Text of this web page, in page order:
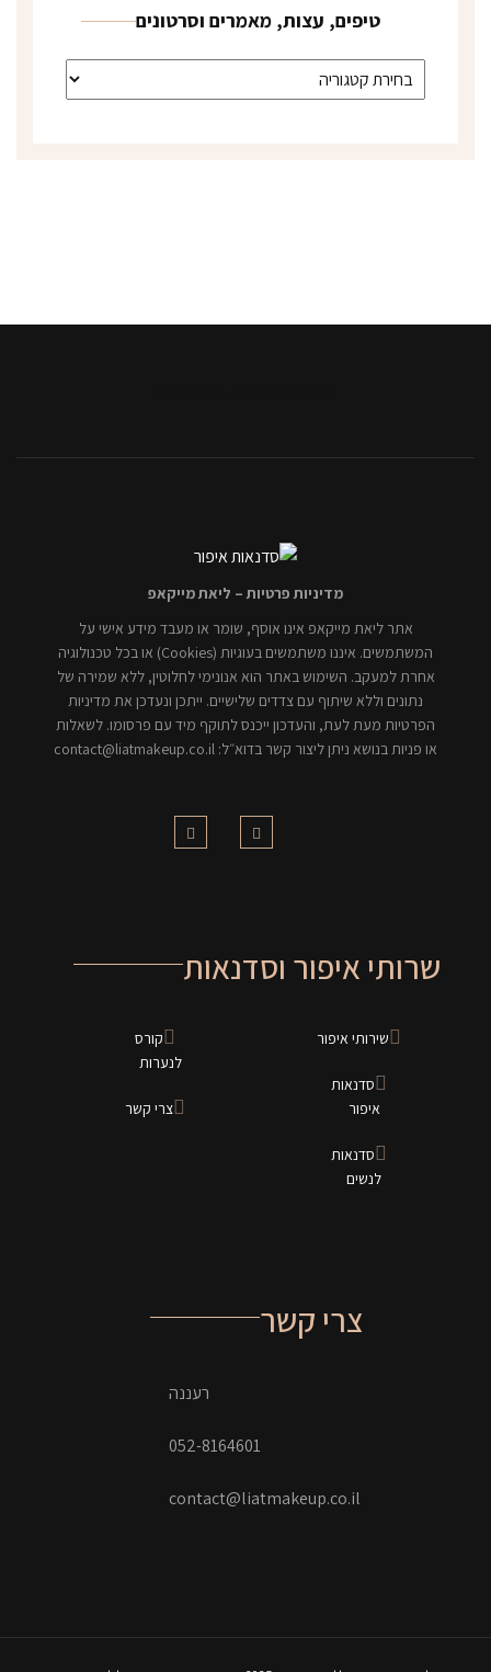
טיפים, עצות, מאמרים וסרטונים
טיפים, עצות, מאמרים וסרטונים
מדיניות פרטיות – ליאת מייקאפ
אתר ליאת מייקאפ אינו אוסף, שומר או מעבד מידע אישי על
המשתמשים. איננו משתמשים בעוגיות (Cookies) או בכל טכנולוגיה
אחרת למעקב. השימוש באתר הוא אנונימי לחלוטין, ללא שמירה של
נתונים וללא שיתוף עם צדדים שלישיים. ייתכן ונעדכן את מדיניות
הפרטיות מעת לעת, והעדכון ייכנס לתוקף מיד עם פרסומו. לשאלות
או פניות בנושא ניתן ליצור קשר בדוא״ל: contact@liatmakeup.co.il
שרותי איפור וסדנאות
שירותי איפור
סדנאות
איפור
סדנאות
לנשים
קורס
לנערות
צרי קשר
צרי קשר
רעננה
052-8164601
contact@liatmakeup.co.il